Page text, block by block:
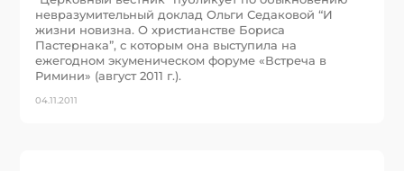
невразумительный доклад Ольги Седаковой “И
жизни новизна. О христианстве Бориса
Пастернака”, с которым она выступила на
ежегодном экуменическом форуме «Встреча в
Римини» (август 2011 г.).
04.11.2011